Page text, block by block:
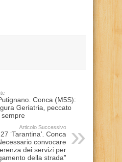
Conca (M5S):
Geriatria, peccato
Articolo Successivo
‘Tarantina’. Conca
convocare
dei servizi per
della strada”